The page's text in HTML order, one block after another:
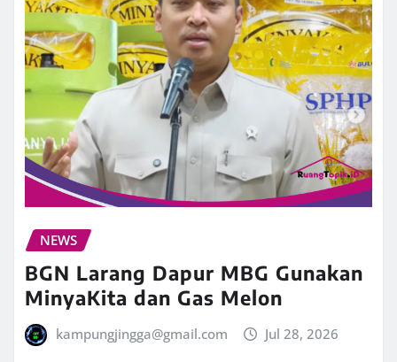
NEWS
BGN Larang Dapur MBG Gunakan
MinyaKita dan Gas Melon
kampungjingga@gmail.com Jul 28, 2026